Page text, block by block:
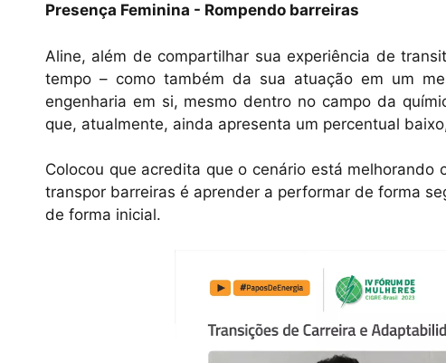
Presença Feminina - Rompendo barreiras
Aline, além de compartilhar sua experiência de
tempo – como também da sua atuação em um
engenharia em si, mesmo dentro no campo da
que, atualmente, ainda apresenta um percentual
Colocou que acredita que o cenário está
transpor barreiras é aprender a performar de forma
de forma inicial.